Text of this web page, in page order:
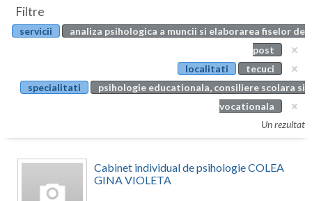
Botosani
Calarasi
Caras-Severin
Articole
Evenimente
Membri
Filtre
servicii
analiza psihologica a muncii si elaborarea fiselor de
post
localitati
tecuci
specialitati
psihologie educationala, consiliere scolara si
vocationala
Un rezultat
Cabinet individual de psihologie COLEA
GINA VIOLETA